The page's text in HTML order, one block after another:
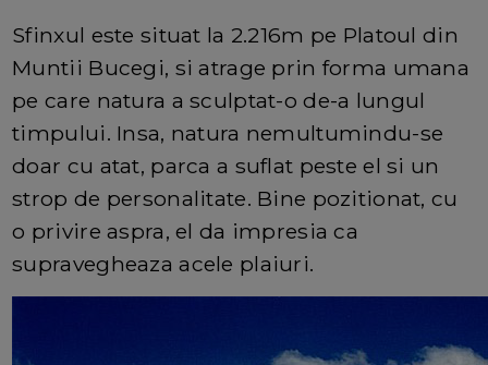
Sfinxul este situat la 2.216m pe Platoul din
Muntii Bucegi, si atrage prin forma umana
pe care natura a sculptat-o de-a lungul
timpului. Insa, natura nemultumindu-se
doar cu atat, parca a suflat peste el si un
strop de personalitate. Bine pozitionat, cu
o privire aspra, el da impresia ca
supravegheaza acele plaiuri.